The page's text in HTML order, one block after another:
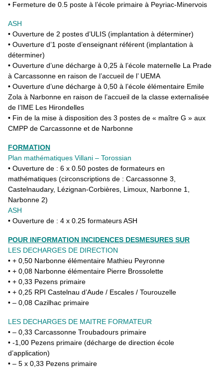
• Fermeture de 0.5 poste à l’école primaire à Peyriac-Minervois
ASH
• Ouverture de 2 postes d’ULIS (implantation à déterminer)
• Ouverture d’1 poste d’enseignant référent (implantation à
déterminer)
• Ouverture d’une décharge à 0,25 à l’école maternelle La Prade
à Carcassonne en raison de l’accueil de l’ UEMA
• Ouverture d’une décharge à 0,50 à l’école élémentaire Emile
Zola à Narbonne en raison de l’accueil de la classe externalisée
de l’IME Les Hirondelles
• Fin de la mise à disposition des 3 postes de « maître G » aux
CMPP de Carcassonne et de Narbonne
FORMATION
Plan mathématiques Villani – Torossian
• Ouverture de : 6 x 0.50 postes de formateurs en
mathématiques (circonscriptions de : Carcassonne 3,
Castelnaudary, Lézignan-Corbières, Limoux, Narbonne 1,
Narbonne 2)
ASH
• Ouverture de : 4 x 0.25 formateurs ASH
POUR INFORMATION INCIDENCES DESMESURES SUR
LES DECHARGES DE DIRECTION
• + 0,50 Narbonne élémentaire Mathieu Peyronne
• + 0,08 Narbonne élémentaire Pierre Brossolette
• + 0,33 Pezens primaire
• + 0,25 RPI Castelnau d’Aude / Escales / Tourouzelle
• – 0,08 Cazilhac primaire
LES DECHARGES DE MAITRE FORMATEUR
• – 0,33 Carcassonne Troubadours primaire
• -1,00 Pezens primaire (décharge de direction école
d’application)
• – 5 x 0,33 Pezens primaire